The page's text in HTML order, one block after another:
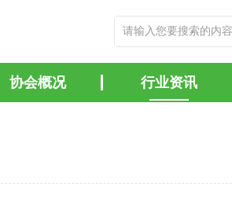
协会概况 行业资讯